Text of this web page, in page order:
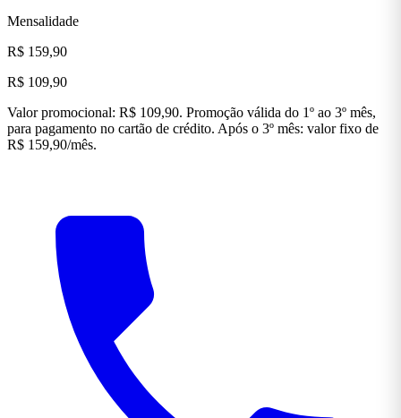
Mensalidade
R$ 159,90
R$ 109,90
Valor promocional: R$ 109,90. Promoção válida do 1º ao 3º mês,
para pagamento no cartão de crédito. Após o 3º mês: valor fixo de
R$ 159,90/mês.